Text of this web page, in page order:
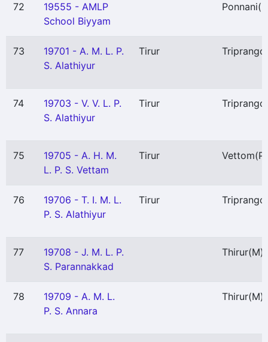
72
19555 - AMLP
School Biyyam
Ponnani
73
19701 - A. M. L. P.
S. Alathiyur
Tirur
74
19703 - V. V. L. P.
S. Alathiyur
Tirur
75
19705 - A. H. M.
L. P. S. Vettam
Tirur Vettom(P)
76
19706 - T. I. M. L.
P. S. Alathiyur
Tirur
77
19708 - J. M. L. P.
S. Parannakkad
Thirur(M)
78
19709 - A. M. L.
P. S. Annara
Thirur(M)